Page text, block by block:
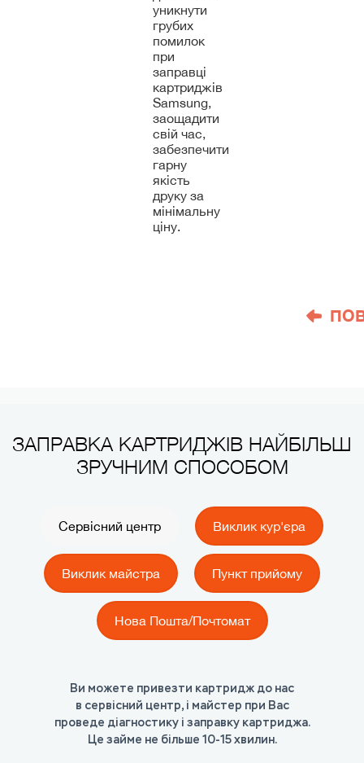
уникнути
грубих
помилок
при
заправці
картриджів
Samsung,
заощадити
свій час,
забезпечити
гарну
якість
друку за
мінімальну
ціну.
ЗАПРАВКА КАРТРИДЖІВ НАЙБІЛЬШ
ЗРУЧНИМ СПОСОБОМ
Сервісний центр Виклик кур'єра
Виклик майстра Пункт прийому
Нова Пошта/Почтомат
Ви можете привезти картридж до нас
в сервісний центр, і майстер при Вас
проведе діагностику і заправку картриджа.
Це займе не більше 10-15 хвилин.
ЯК?
Ви можете замовити кур’єра в офіс чи додому,
який забере порожній і привезе
ЯК?
Ви можете викликати майстра в офіс чи додому
і він заправить картридж на місці.
ЯК?
Ви можете принести картридж в один з наших
пунктів прийому картриджів.
ЯК?
Ви можете переслати нам картридж Новою Поштою,
або через Поштомати Приват Банку